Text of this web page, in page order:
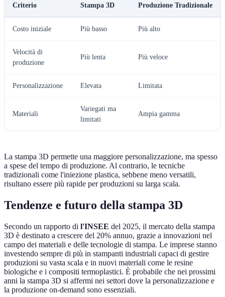
Criterio Stampa 3D Produzione Tradizionale
Costo iniziale Più basso Più alto
Velocità di
produzione
Più lenta Più veloce
Personalizzazione Elevata Limitata
Materiali
Variegati ma
limitati
Ampia gamma
La stampa 3D permette una maggiore personalizzazione, ma spesso
a spese del tempo di produzione. Al contrario, le tecniche
tradizionali come l'iniezione plastica, sebbene meno versatili,
risultano essere più rapide per produzioni su larga scala.
Tendenze e futuro della stampa 3D
Secondo un rapporto di l'INSEE del 2025, il mercato della stampa
3D è destinato a crescere del 20% annuo, grazie a innovazioni nel
campo dei materiali e delle tecnologie di stampa. Le imprese stanno
investendo sempre di più in stampanti industriali capaci di gestire
produzioni su vasta scala e in nuovi materiali come le resine
biologiche e i compositi termoplastici. È probabile che nei prossimi
anni la stampa 3D si affermi nei settori dove la personalizzazione e
la produzione on-demand sono essenziali.